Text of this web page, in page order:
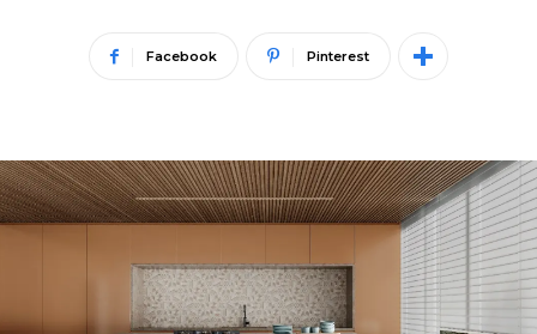
Facebook Pinterest